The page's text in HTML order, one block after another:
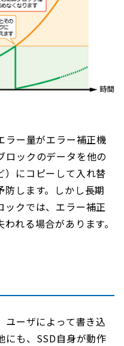
ラー量がエラー補正機
ロックのデータを他の
）にコピーして入れ替
防します。しかし長期
ックでは、エラー補正
れる場合があります。
ユーザによって書き込
にも、SSD自身が動作